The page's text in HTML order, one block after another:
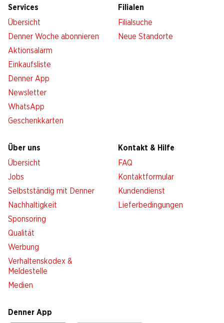
Services
Übersicht
Denner Woche abonnieren
Aktionsalarm
Einkaufsliste
Denner App
Newsletter
WhatsApp
Geschenkkarten
Filialen
Filialsuche
Neue Standorte
Über uns
Übersicht
Jobs
Selbstständig mit Denner
Nachhaltigkeit
Sponsoring
Qualität
Werbung
Verhaltenskodex &
Meldestelle
Medien
Kontakt & Hilfe
FAQ
Kontaktformular
Kundendienst
Lieferbedingungen
Denner App